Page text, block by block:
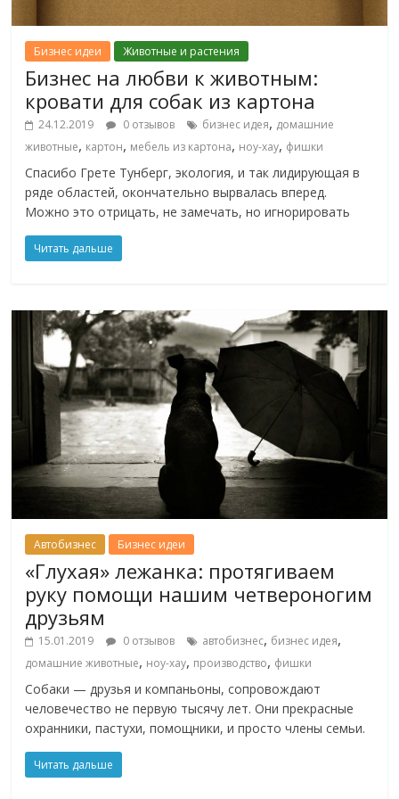
Бизнес идеи Животные и растения
Бизнес на любви к животным:
кровати для собак из картона
24.12.2019 0 отзывов бизнес идея, домашние
животные, картон, мебель из картона, ноу-хау, фишки
Спасибо Грете Тунберг, экология, и так лидирующая в
ряде областей, окончательно вырвалась вперед.
Можно это отрицать, не замечать, но игнорировать
Читать дальше
Автобизнес Бизнес идеи
«Глухая» лежанка: протягиваем
руку помощи нашим четвероногим
друзьям
15.01.2019 0 отзывов автобизнес, бизнес идея,
домашние животные, ноу-хау, производство, фишки
Собаки — друзья и компаньоны, сопровождают
человечество не первую тысячу лет. Они прекрасные
охранники, пастухи, помощники, и просто члены семьи.
Читать дальше